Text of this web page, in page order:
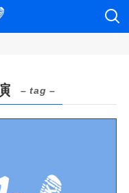
– tag –